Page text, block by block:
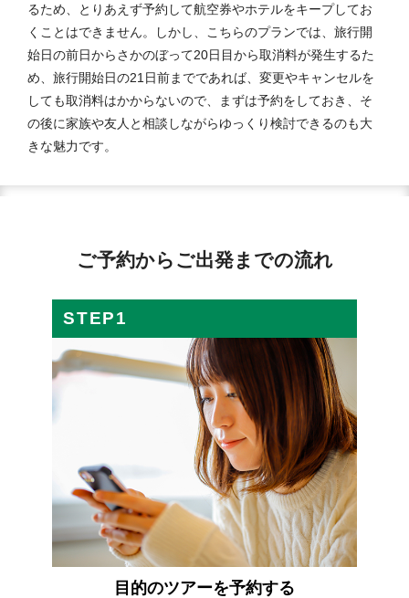
るため、とりあえず予約して航空券やホテルをキープしてお
くことはできません。しかし、こちらのプランでは、旅行開
始日の前日からさかのぼって20日目から取消料が発生するた
め、旅行開始日の21日前までであれば、変更やキャンセルを
しても取消料はかからないので、まずは予約をしておき、そ
の後に家族や友人と相談しながらゆっくり検討できるのも大
きな魅力です。
ご予約からご出発までの流れ
STEP1
目的のツアーを予約する